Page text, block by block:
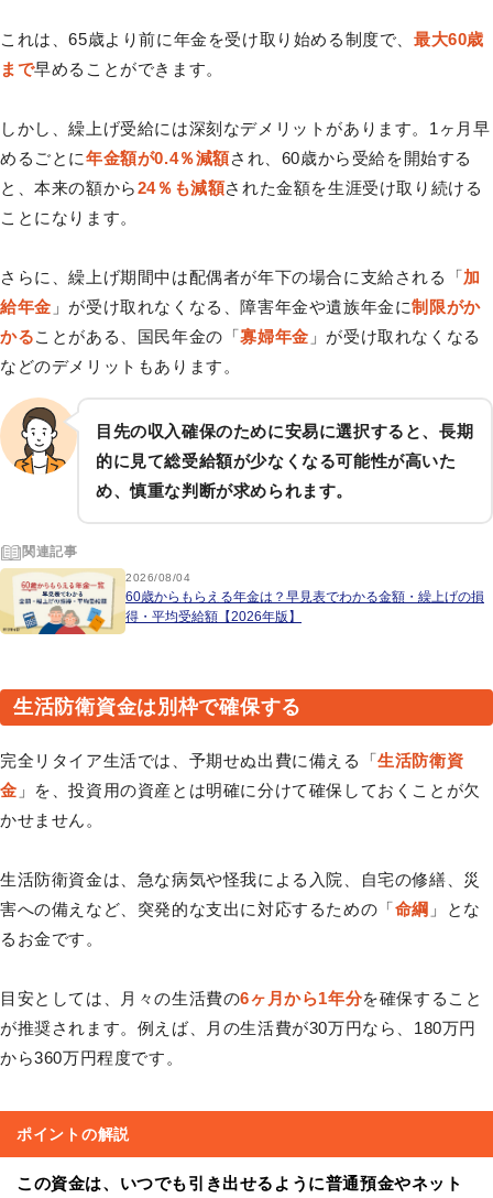
これは、65歳より前に年金を受け取り始める制度で、最大60歳
まで早めることができます。
しかし、繰上げ受給には深刻なデメリットがあります。1ヶ月早
めるごとに年金額が0.4％減額され、60歳から受給を開始する
と、本来の額から24％も減額された金額を生涯受け取り続ける
ことになります。
さらに、繰上げ期間中は配偶者が年下の場合に支給される「加
給年金 」が受け取れなくなる、障害年金や遺族年金に制限がか
かることがある、国民年金の「寡婦年金 」が受け取れなくなる
などのデメリットもあります。
目先の収入確保のために安易に選択すると、長期
的に見て総受給額が少なくなる可能性が高いた
め、慎重な判断が求められます。
関連記事
2026/08/04
60歳からもらえる年金は？早見表でわかる金額・繰上げの損
得・平均受給額【2026年版】
生活防衛資金は別枠で確保する
完全リタイア生活では、予期せぬ出費に備える「生活防衛資
金 」を、投資用の資産とは明確に分けて確保しておくことが欠
かせません。
生活防衛資金は、急な病気や怪我による入院、自宅の修繕、災
害への備えなど、突発的な支出に対応するための「命綱 」とな
るお金です。
目安としては、月々の生活費の6ヶ月から1年分を確保すること
が推奨されます。例えば、月の生活費が30万円なら、180万円
から360万円程度です。
ポイントの解説
この資金は、いつでも引き出せるように普通預金やネット